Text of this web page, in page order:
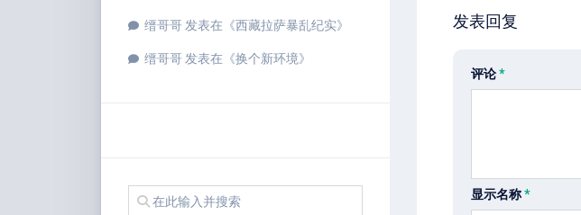
缙哥哥 发表在《西藏拉萨暴乱纪实》
缙哥哥 发表在《换个新环境》
发表回复
评论*
显示名称*